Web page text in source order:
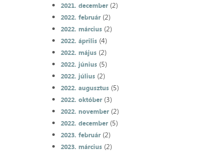
2021. december(2)
2022. február(2)
2022. március(2)
2022. április(4)
2022. május(2)
2022. június(5)
2022. július(2)
2022. augusztus(5)
2022. október(3)
2022. november(2)
2022. december(5)
2023. február(2)
2023. március(2)